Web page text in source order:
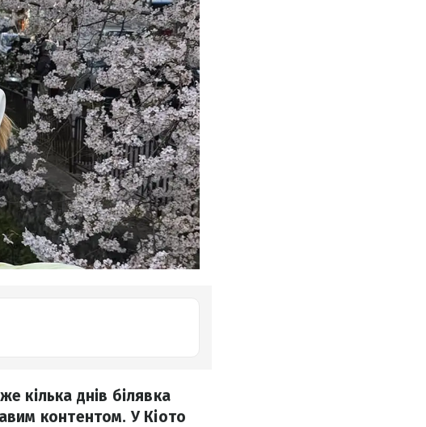
кілька днів білявка
контентом. У Кіото